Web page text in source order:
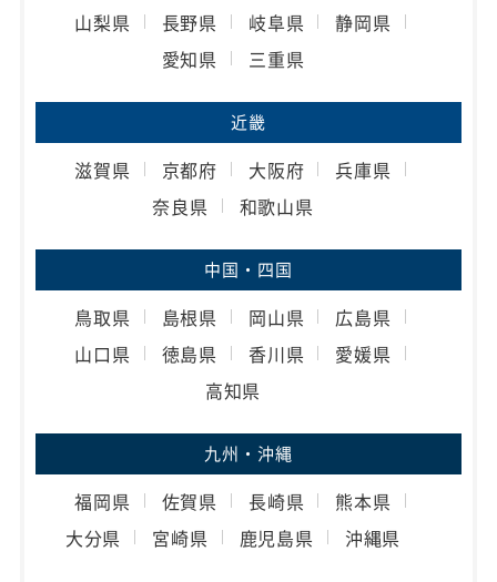
山梨県
長野県 岐阜県
静岡県
愛知県
三重県
近畿
滋賀県 京都府 大阪府
兵庫県
奈良県
和歌山県
中国・四国
鳥取県 島根県 岡山県
広島県
山口県
徳島県 香川県
愛媛県
高知県
九州・沖縄
福岡県 佐賀県 長崎県
熊本県
大分県
宮崎県 鹿児島県 沖縄県